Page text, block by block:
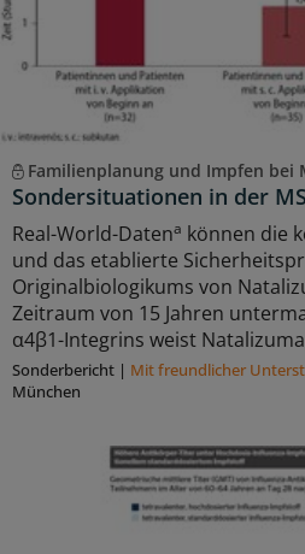
Familienplanung und Impfen bei
Sondersituationen in der
Real-World-Datena können die
und das etablierte
Originalbiologikums von
Zeitraum von 15 Jahren
α4β1-Integrins weist
Sonderbericht | Mit freundlicher
München